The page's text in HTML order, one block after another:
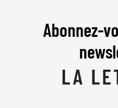
Abonnez-